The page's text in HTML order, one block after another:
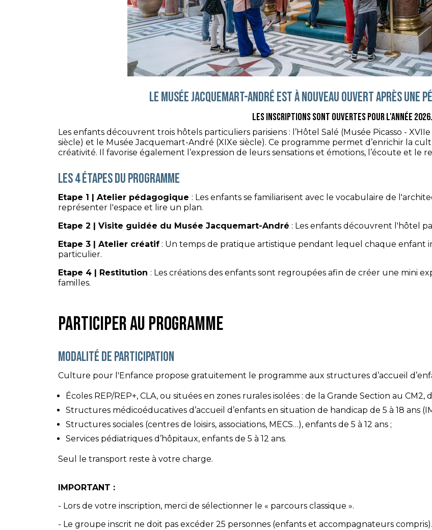
LE MUSÉE jacquemart-André EST à NOUVEAU OUVERT APRèS UNE
Les inscriptions sont ouvertes pour l'année 2026.
Les enfants découvrent trois hôtels particuliers parisiens : l’Hôtel Salé (Musée Picasso -
siècle) et le Musée Jacquemart-André (XIXe siècle). Ce programme permet d’enrichir la
créativité. Il favorise également l’expression de leurs sensations et émotions, l’écoute et le
Les 4 étapes du programme
Etape 1 | Atelier pédagogique : Les enfants se familiarisent avec le vocabulaire de
représenter l'espace et lire un plan.
Etape 2 | Visite guidée du Musée Jacquemart-André : Les enfants découvrent l'hôtel
Etape 3 | Atelier créatif : Un temps de pratique artistique pendant lequel chaque enfant
particulier.
Etape 4 | Restitution : Les créations des enfants sont regroupées afin de créer une mini
familles.
Participer au programme
Modalité de participation
Culture pour l'Enfance propose gratuitement le programme aux structures d’accueil
Écoles REP/REP+, CLA, ou situées en zones rurales isolées : de la Grande Section au CM2,
Structures médicoéducatives d’accueil d’enfants en situation de handicap de 5 à 18 ans
Structures sociales (centres de loisirs, associations, MECS…), enfants de 5 à 12 ans ;
Services pédiatriques d’hôpitaux, enfants de 5 à 12 ans.
Seul le transport reste à votre charge.
IMPORTANT :
- Lors de votre inscription, merci de sélectionner le « parcours classique ».
- Le groupe inscrit ne doit pas excéder 25 personnes (enfants et accompagnateurs compris).